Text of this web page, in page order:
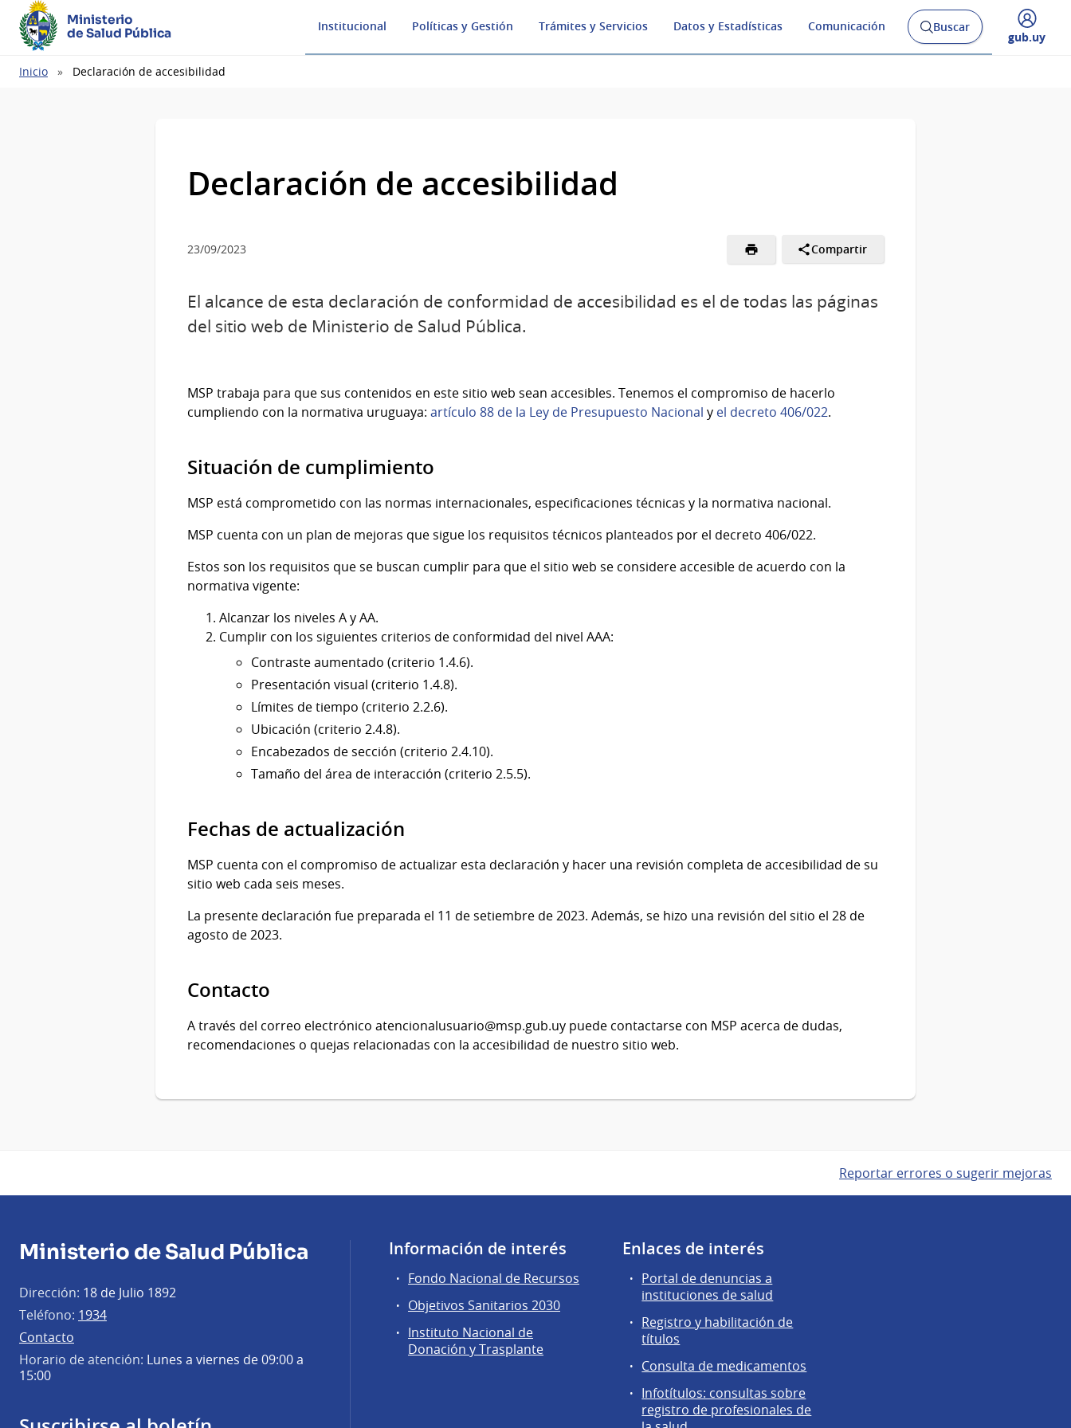
Ministerio
de Salud Pública
Institucional Políticas y Gestión Trámites y Servicios Datos y Estadísticas Comunicación
Abrir
buscador
Buscar
Desplegar
gub.uy
Ruta
Inicio Declaración de accesibilidad
Declaración de accesibilidad
23/09/2023 Compartir
El alcance de esta declaración de conformidad de accesibilidad es el de todas las páginas
del sitio web de Ministerio de Salud Pública.
MSP trabaja para que sus contenidos en este sitio web sean accesibles. Tenemos el compromiso de hacerlo
cumpliendo con la normativa uruguaya: artículo 88 de la Ley de Presupuesto Nacional y el decreto 406/022.
Situación de cumplimiento
MSP está comprometido con las normas internacionales, especificaciones técnicas y la normativa nacional.
MSP cuenta con un plan de mejoras que sigue los requisitos técnicos planteados por el decreto 406/022.
Estos son los requisitos que se buscan cumplir para que el sitio web se considere accesible de acuerdo con la
normativa vigente:
Alcanzar los niveles A y AA.
Cumplir con los siguientes criterios de conformidad del nivel AAA:
Contraste aumentado (criterio 1.4.6).
Presentación visual (criterio 1.4.8).
Límites de tiempo (criterio 2.2.6).
Ubicación (criterio 2.4.8).
Encabezados de sección (criterio 2.4.10).
Tamaño del área de interacción (criterio 2.5.5).
Fechas de actualización
MSP cuenta con el compromiso de actualizar esta declaración y hacer una revisión completa de accesibilidad de su
sitio web cada seis meses.
La presente declaración fue preparada el 11 de setiembre de 2023. Además, se hizo una revisión del sitio el 28 de
agosto de 2023.
Contacto
A través del correo electrónico atencionalusuario@msp.gub.uy puede contactarse con MSP acerca de dudas,
recomendaciones o quejas relacionadas con la accesibilidad de nuestro sitio web.
Reportar errores o sugerir mejoras
Ministerio de Salud Pública
Dirección: 18 de Julio 1892
Teléfono: 1934
Contacto
Horario de atención: Lunes a viernes de 09:00 a
15:00
Información de interés
Fondo Nacional de Recursos
Objetivos Sanitarios 2030
Instituto Nacional de
Donación y Trasplante
Enlaces de interés
Portal de denuncias a
instituciones de salud
Registro y habilitación de
títulos
Consulta de medicamentos
Infotítulos: consultas sobre
registro de profesionales de